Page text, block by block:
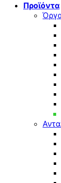
Προϊόντα